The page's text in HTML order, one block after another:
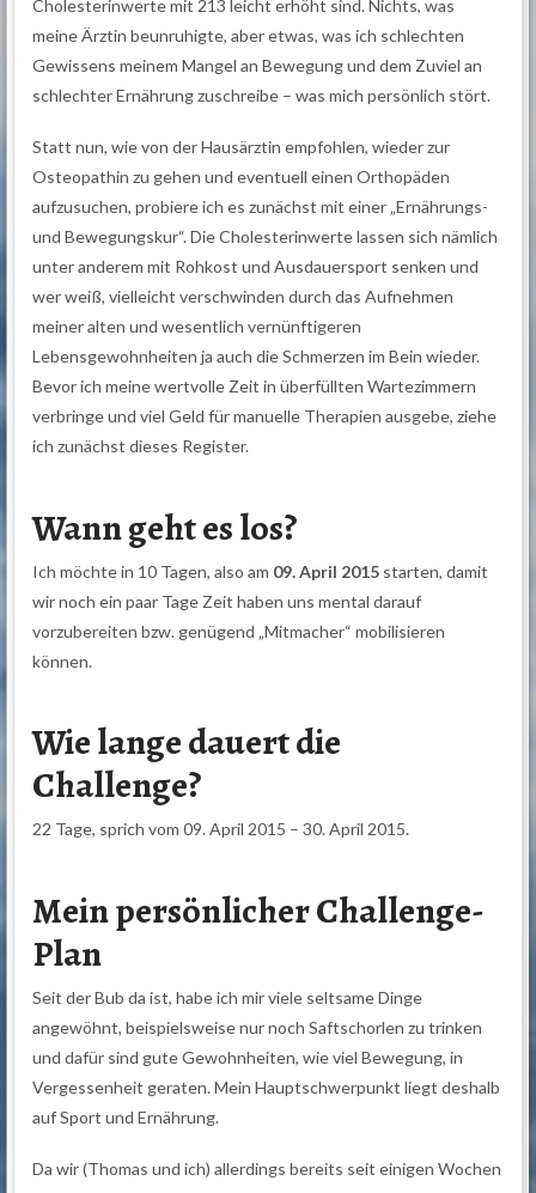
Cholesterinwerte mit 213 leicht erhöht sind. Nichts, was
meine Ärztin beunruhigte, aber etwas, was ich schlechten
Gewissens meinem Mangel an Bewegung und dem Zuviel an
schlechter Ernährung zuschreibe – was mich persönlich stört.
Statt nun, wie von der Hausärztin empfohlen, wieder zur
Osteopathin zu gehen und eventuell einen Orthopäden
aufzusuchen, probiere ich es zunächst mit einer „Ernährungs-
und Bewegungskur“. Die Cholesterinwerte lassen sich nämlich
unter anderem mit Rohkost und Ausdauersport senken und
wer weiß, vielleicht verschwinden durch das Aufnehmen
meiner alten und wesentlich vernünftigeren
Lebensgewohnheiten ja auch die Schmerzen im Bein wieder.
Bevor ich meine wertvolle Zeit in überfüllten Wartezimmern
verbringe und viel Geld für manuelle Therapien ausgebe, ziehe
ich zunächst dieses Register.
Wann geht es los?
Ich möchte in 10 Tagen, also am 09. April 2015 starten, damit
wir noch ein paar Tage Zeit haben uns mental darauf
vorzubereiten bzw. genügend „Mitmacher“ mobilisieren
können.
Wie lange dauert die
Challenge?
22 Tage, sprich vom 09. April 2015 – 30. April 2015.
Mein persönlicher Challenge-
Plan
Seit der Bub da ist, habe ich mir viele seltsame Dinge
angewöhnt, beispielsweise nur noch Saftschorlen zu trinken
und dafür sind gute Gewohnheiten, wie viel Bewegung, in
Vergessenheit geraten. Mein Hauptschwerpunkt liegt deshalb
auf Sport und Ernährung.
Da wir (Thomas und ich) allerdings bereits seit einigen Wochen